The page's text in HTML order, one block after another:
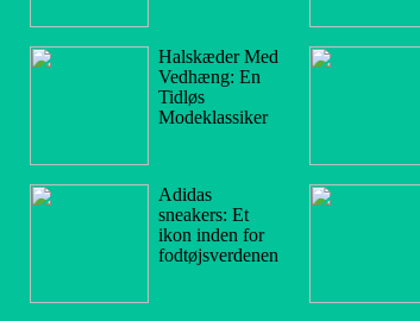
Halskæder Med
Vedhæng: En
Tidløs
Modeklassiker
Adidas
sneakers: Et
ikon inden for
fodtøjsverdenen